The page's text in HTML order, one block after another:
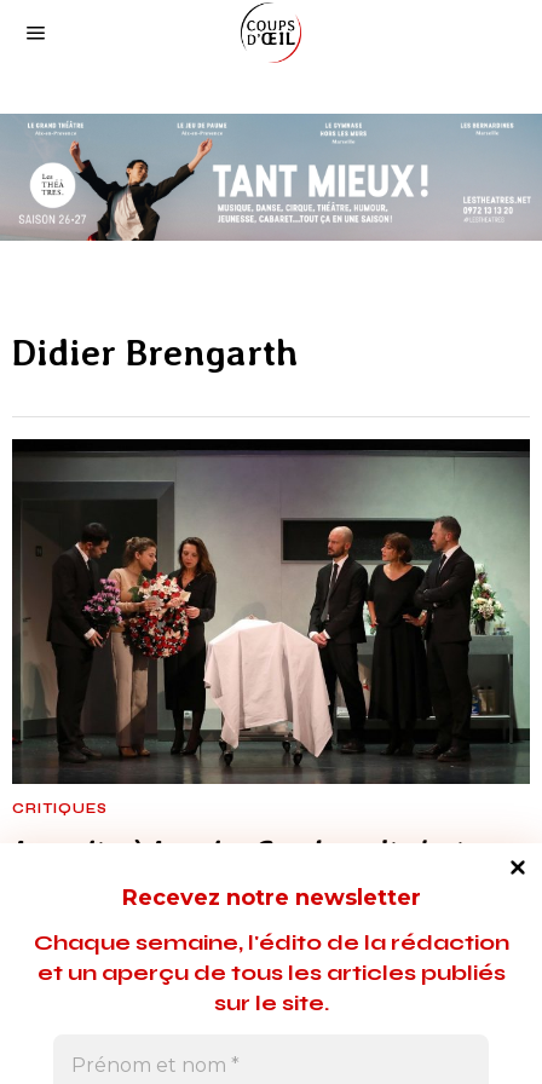
Didier Brengarth
CRITIQUES
La nuit où Laurier Gaudreault s’est
: succès en vue !
Après des années de silence, un secret de famille explose.
Mise en scène par Didier Brengarth, la pièce de Michel Marc
Bouchard est un huis clos à six personnages tenu de main de
maître par une distribution hors pair.
20 septembre 2024
Recevez notre newsletter
Chaque semaine, l'édito de la rédaction
et un aperçu de tous les articles publiés
sur le site.